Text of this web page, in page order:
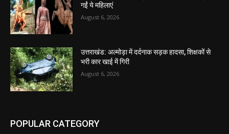
गईं ये महिलाएं
August 6, 2026
उत्तराखंड: अल्मोड़ा में दर्दनाक सड़क हादसा, शिक्षकों से
भरी कार खाई में गिरी
August 6, 2026
POPULAR CATEGORY